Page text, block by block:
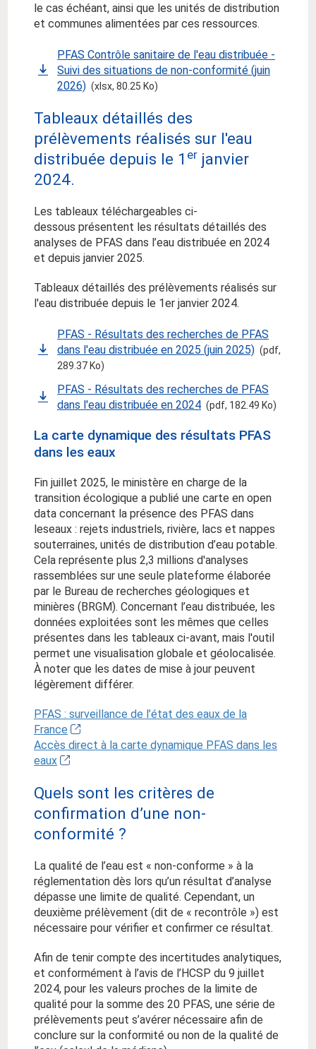
le cas échéant, ainsi que les unités de distribution
et communes alimentées par ces ressources.
PFAS Contrôle sanitaire de l'eau distribuée -
Suivi des situations de non-conformité (juin
2026) (xlsx, 80.25 Ko)
Tableaux détaillés des
prélèvements réalisés sur l'eau
distribuée depuis le 1 er janvier
2024.
Les tableaux téléchargeables ci-
dessous présentent les résultats détaillés des
analyses de PFAS dans l’eau distribuée en 2024
et depuis janvier 2025.
Tableaux détaillés des prélèvements réalisés sur
l'eau distribuée depuis le 1er janvier 2024.
PFAS - Résultats des recherches de PFAS
dans l'eau distribuée en 2025 (juin 2025) (pdf,
289.37 Ko)
PFAS - Résultats des recherches de PFAS
dans l'eau distribuée en 2024 (pdf, 182.49 Ko)
La carte dynamique des résultats PFAS
dans les eaux
Fin juillet 2025, le ministère en charge de la
transition écologique a publié une carte en open
data concernant la présence des PFAS dans
leseaux : rejets industriels, rivière, lacs et nappes
souterraines, unités de distribution d’eau potable.
Cela représente plus 2,3 millions d'analyses
rassemblées sur une seule plateforme élaborée
par le Bureau de recherches géologiques et
minières (BRGM). Concernant l’eau distribuée, les
données exploitées sont les mêmes que celles
présentes dans les tableaux ci-avant, mais l'outil
permet une visualisation globale et géolocalisée.
À noter que les dates de mise à jour peuvent
légèrement différer.
PFAS : surveillance de l’état des eaux de la
France
Accès direct à la carte dynamique PFAS dans les
eaux
Quels sont les critères de
confirmation d’une non-
conformité ?
La qualité de l’eau est « non-conforme » à la
réglementation dès lors qu’un résultat d’analyse
dépasse une limite de qualité. Cependant, un
deuxième prélèvement (dit de « recontrôle ») est
nécessaire pour vérifier et confirmer ce résultat.
Afin de tenir compte des incertitudes analytiques,
et conformément à l’avis de l’HCSP du 9 juillet
2024, pour les valeurs proches de la limite de
qualité pour la somme des 20 PFAS, une série de
prélèvements peut s’avérer nécessaire afin de
conclure sur la conformité ou non de la qualité de